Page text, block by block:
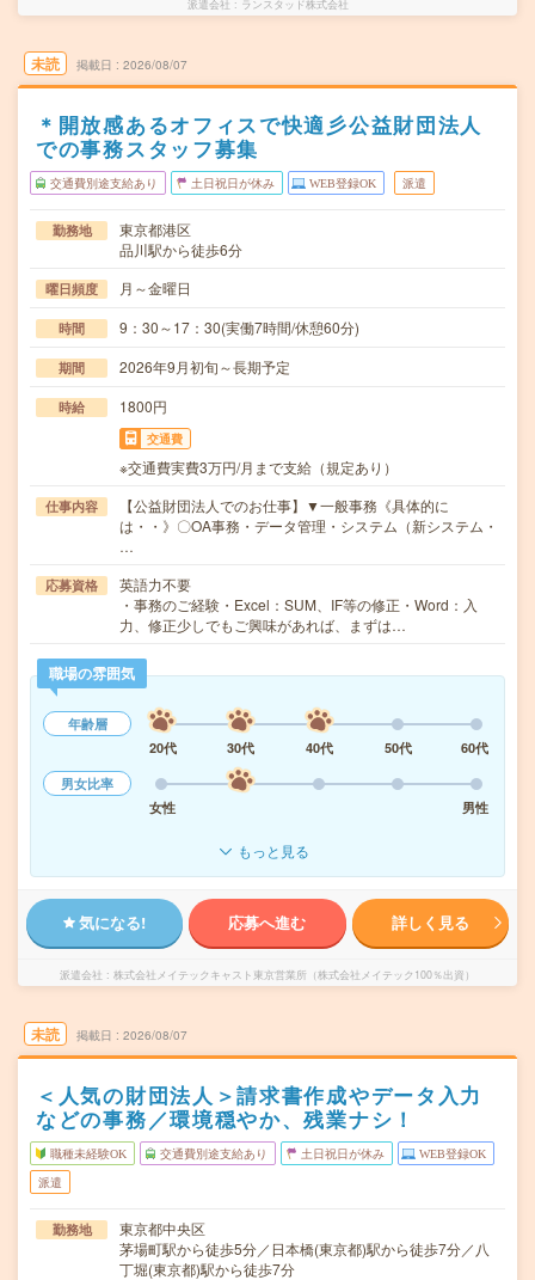
派遣会社 ランスタッド株式会社
未読 掲載日 2026/08/07
＊開放感あるオフィスで快適彡公益財団法人
での事務スタッフ募集
交通費別途支給あり 土日祝日が休み WEB登録OK 派遣
勤務地
東京都港区
品川駅から徒歩6分
曜日頻度 月～金曜日
時間 9：30～17：30(実働7時間/休憩60分)
期間 2026年9月初旬～長期予定
時給 1800円
交通費
※交通費実費3万円/月まで支給（規定あり）
仕事内容
【公益財団法人でのお仕事】▼一般事務《具体的に
は・・》〇OA事務・データ管理・システム（新システム・
…
応募資格
英語力不要
・事務のご経験・Excel：SUM、IF等の修正・Word：入
力、修正少しでもご興味があれば、まずは…
職場の雰囲気
年齢層
20代
30代 40代 50代
60代
男女比率
女性
男性
もっと見る
気になる! 応募へ進む 詳しく見る
派遣会社 株式会社メイテックキャスト東京営業所（株式会社メイテック100％出資）
未読 掲載日 2026/08/07
＜人気の財団法人＞請求書作成やデータ入力
などの事務／環境穏やか、残業ナシ！
職種未経験OK 交通費別途支給あり 土日祝日が休み WEB登録OK
派遣
勤務地
東京都中央区
茅場町駅から徒歩5分／日本橋(東京都)駅から徒歩7分／八
丁堀(東京都)駅から徒歩7分